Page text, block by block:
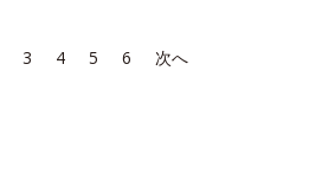
3 4 5 6 次へ